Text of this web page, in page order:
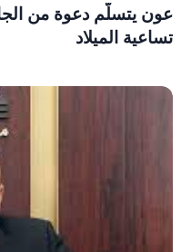
عون يتسلّم دعوة من
تساعية الميلاد